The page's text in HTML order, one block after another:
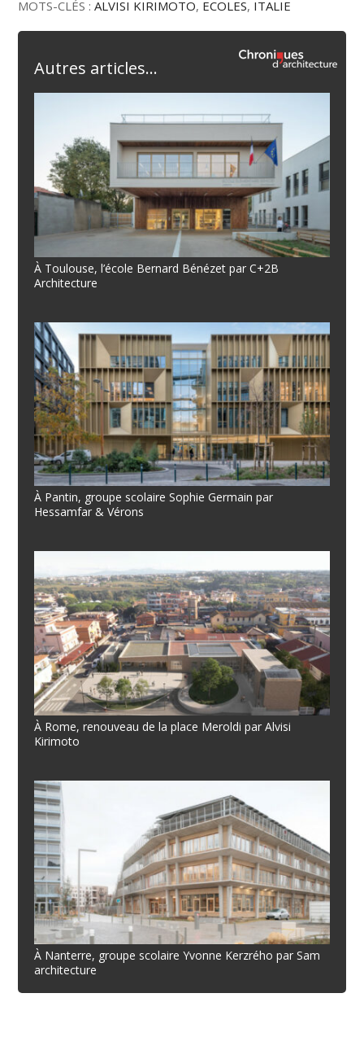
MOTS-CLÉS :ALVISI KIRIMOTO, ECOLES, ITALIE
Autres articles...
À Toulouse, l’école Bernard Bénézet par C+2B
Architecture
À Pantin, groupe scolaire Sophie Germain par
Hessamfar & Vérons
À Rome, renouveau de la place Meroldi par Alvisi
Kirimoto
À Nanterre, groupe scolaire Yvonne Kerzrého par Sam
architecture